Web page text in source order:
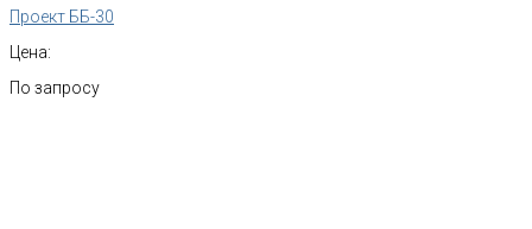
Проект ББ-30
Цена:
По запросу